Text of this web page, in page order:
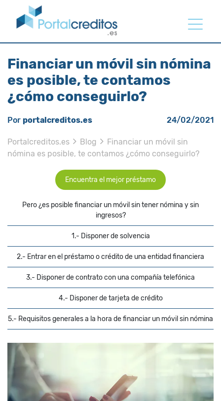
Financiar un móvil sin nómina
es posible, te contamos
¿cómo conseguirlo?
Por portalcreditos.es 24/02/2021
Portalcreditos.es Blog
Financiar un móvil sin
nómina es posible, te contamos ¿cómo conseguirlo?
Encuentra el mejor préstamo
Pero ¿es posible financiar un móvil sin tener nómina y sin
ingresos?
1.- Disponer de solvencia
2.- Entrar en el préstamo o crédito de una entidad financiera
3.- Disponer de contrato con una compañía telefónica
4.- Disponer de tarjeta de crédito
5.- Requisitos generales a la hora de financiar un móvil sin nómina